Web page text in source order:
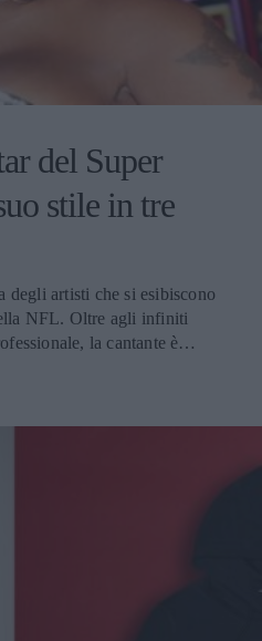
del Super
stile in tre
degli artisti che si esibiscono
NFL. Oltre agli infiniti
la cantante è
il segno.